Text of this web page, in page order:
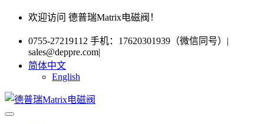
欢迎访问 德普瑞Matrix电磁阀！
0755-27219112 手机：17620301939（微信同号） |
sales@deppre.com|
简体中文
English